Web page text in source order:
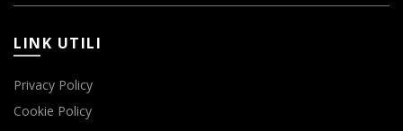
LINK UTILI
Privacy Policy
Cookie Policy